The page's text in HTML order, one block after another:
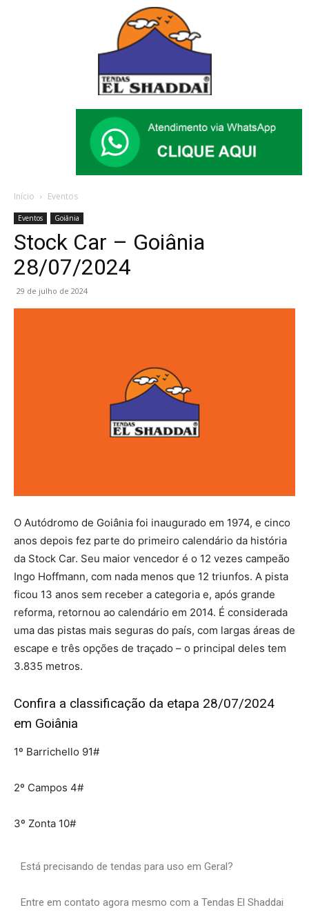
Início Eventos
Eventos Goiânia
Stock Car – Goiânia
28/07/2024
29 de julho de 2024
O Autódromo de Goiânia foi inaugurado em 1974, e cinco
anos depois fez parte do primeiro calendário da história
da Stock Car. Seu maior vencedor é o 12 vezes campeão
Ingo Hoffmann, com nada menos que 12 triunfos. A pista
ficou 13 anos sem receber a categoria e, após grande
reforma, retornou ao calendário em 2014. É considerada
uma das pistas mais seguras do país, com largas áreas de
escape e três opções de traçado – o principal deles tem
3.835 metros.
Confira a classificação da etapa 28/07/2024
em Goiânia
1º Barrichello 91#
2º Campos 4#
3º Zonta 10#
Está precisando de tendas para uso em Geral?
Entre em contato agora mesmo com a Tendas El Shaddai